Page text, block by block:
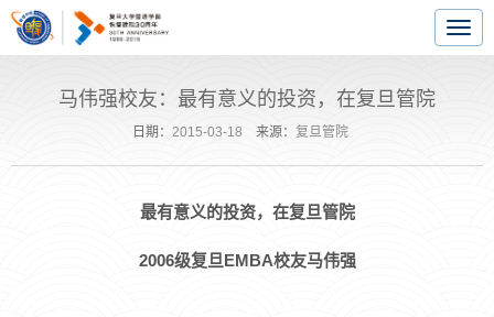
马伟强校友：最有意义的投资，在复旦管院
日期： 2015-03-18 来源： 复旦管院
最有意义的投资，在复旦管院
2006级复旦EMBA校友马伟强